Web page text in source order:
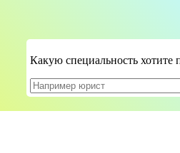
Какую специальность хотите